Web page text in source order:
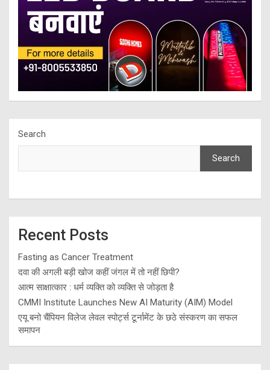
Search
Search
Recent Posts
Fasting as Cancer Treatment
दवा की अगली बड़ी खोज कहीं जंगल में तो नहीं छिपी?
आत्म साक्षात्कार : धर्म व्यक्ति को व्यक्ति से जोड़ता है
CMMI Institute Launches New AI Maturity (AIM) Model
एयू बनो चैंपियन विलेज लेवल स्पोर्ट्स टूर्नामेंट के छठे संस्करण का सफल
समापन